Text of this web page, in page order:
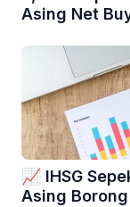
Asing Net
📈 IHSG
Asing